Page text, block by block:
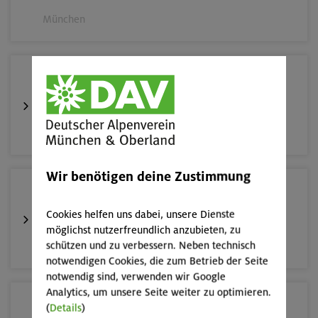
München
12.08.26
Schnupperkletterkurs indoor
München
Aufbaukurs Klettern indoor (3 Termine)
München
16.08.26
Wir benötigen deine Zustimmung
Cookies helfen uns dabei, unsere Dienste
möglichst nutzerfreundlich anzubieten, zu
schützen und zu verbessern. Neben technisch
notwendigen Cookies, die zum Betrieb der Seite
notwendig sind, verwenden wir Google
Analytics, um unsere Seite weiter zu optimieren.
(Details)